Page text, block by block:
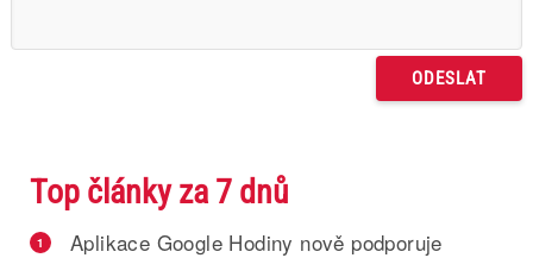
Top články za 7 dnů
1
Aplikace Google Hodiny nově podporuje